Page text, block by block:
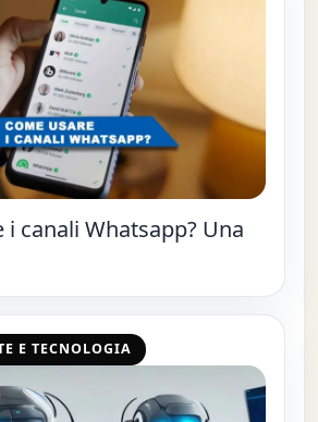
i canali Whatsapp? Una
E TECNOLOGIA